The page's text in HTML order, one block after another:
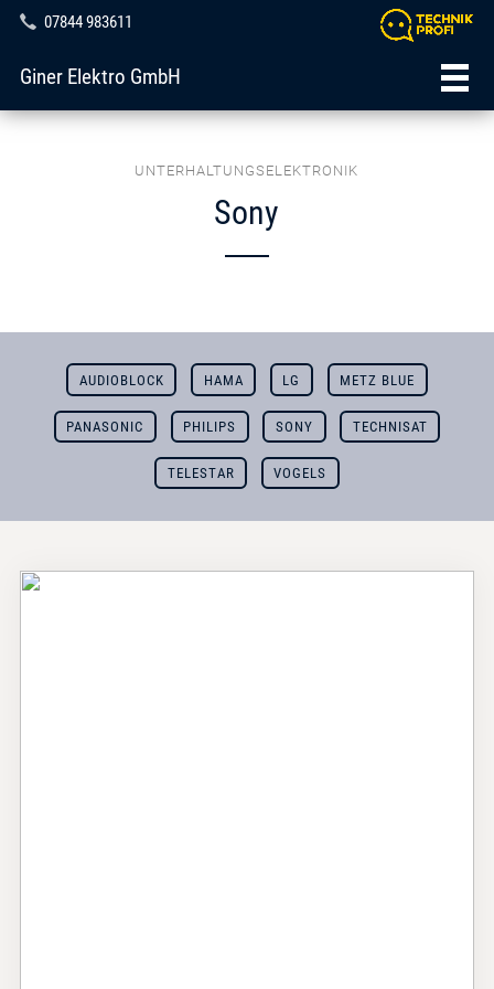
07844 983611
Giner Elektro GmbH
UNTERHALTUNGSELEKTRONIK
Sony
AUDIOBLOCK HAMA LG METZ BLUE
PANASONIC PHILIPS SONY TECHNISAT
TELESTAR VOGELS